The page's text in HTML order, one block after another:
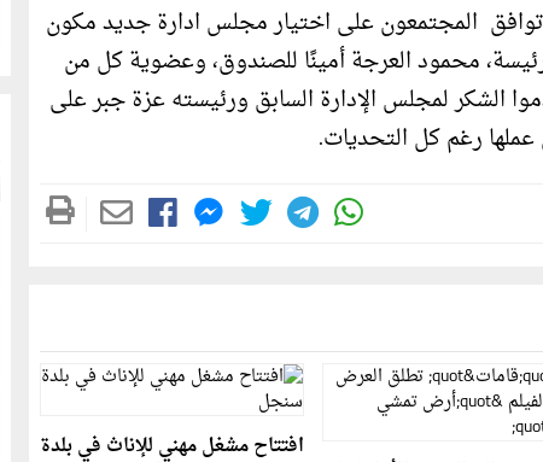
وتوافق المجتمعون على اختيار مجلس ادارة جديد مكون
محمود العرجة أمينًا للصندوق، وعضوية كل من
لمجلس الإدارة السابق ورئيسته عزة جبر على
رغم كل التحديات.
افتتاح مشغل مهني للإناث في بلدة